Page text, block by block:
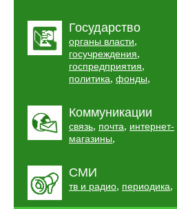
Государство
органы власти,
госучреждения,
госпредприятия,
политика, фонды,
Коммуникации
связь, почта, интернет-
магазины,
СМИ
тв и радио, периодика,